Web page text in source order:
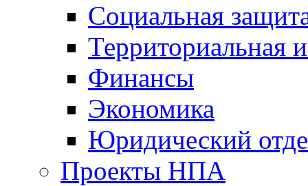
Социальная
Территориальная
Финансы
Экономика
Юридический
Проекты НПА